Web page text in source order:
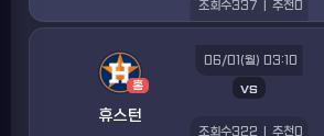
조회수337 추천 0
홈
휴스턴
vs
06/01(월) 03:10
조회수322 추천 0